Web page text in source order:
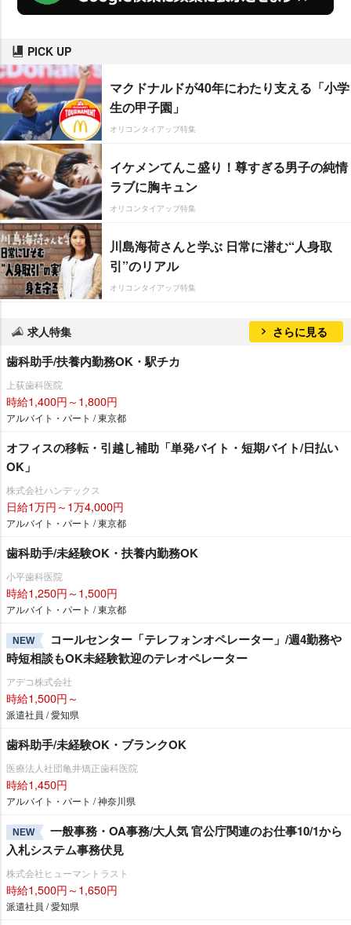
PICK UP
マクドナルドが40年にわたり支える「小学
生の甲子園」
オリコンタイアップ特集
イケメンてんこ盛り！尊すぎる男子の純情
ラブに胸キュン
オリコンタイアップ特集
川島海荷さんと学ぶ 日常に潜む“人身取
引”のリアル
オリコンタイアップ特集
求人特集 さらに見る
歯科助手/扶養内勤務OK・駅チカ
上荻歯科医院
時給1,400円～1,800円
アルバイト・パート / 東京都
オフィスの移転・引越し補助「単発バイト・短期バイト/日払い
OK」
株式会社ハンデックス
日給1万円～1万4,000円
アルバイト・パート / 東京都
歯科助手/未経験OK・扶養内勤務OK
小平歯科医院
時給1,250円～1,500円
アルバイト・パート / 東京都
NEW
コールセンター「テレフォンオペレーター」/週4勤務
時短相談もOK未経験歓迎のテレオペレーター
アデコ株式会社
時給1,500円～
派遣社員 / 愛知県
歯科助手/未経験OK・ブランクOK
医療法人社団亀井矯正歯科医院
時給1,450円
アルバイト・パート / 神奈川県
NEW
一般事務・OA事務/大人気 官公庁関連のお仕事10/1から
入札システム事務伏見
株式会社ヒューマントラスト
時給1,500円～1,650円
派遣社員 / 愛知県